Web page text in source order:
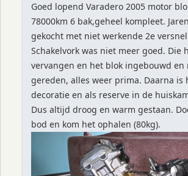
Goed lopend Varadero 2005 motor
78000km 6 bak,geheel kompleet.
gekocht met niet werkende 2e
Schakelvork was niet meer goed. Die
vervangen en het blok ingebouwd en
gereden, alles weer prima. Daarna is
decoratie en als reserve in de
Dus altijd droog en warm gestaan.
bod en kom het ophalen (80kg).